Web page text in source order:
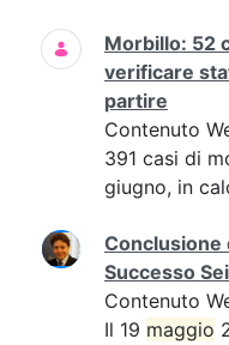
Morbillo: 52
verificare
partire
Contenuto
391 casi di
giugno, in
Conclusione
Successo
Contenuto
Il 19 maggio